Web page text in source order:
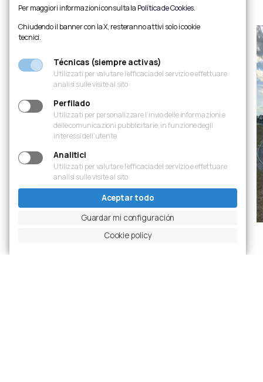
Per maggiori informazioni consulta la Política de Cookies.
Chiudendo il banner con la X, resteranno attivi solo i cookie
tecnici.
Técnicas (siempre activas)
Utilizzati per valutare l’efficacia del servizio e effettuare
analisi sulle visite al sito
Perfilado
Utilizzati per personalizzare l’invio delle informazioni e
delle comunicazioni pubblicitarie, in funzione degli
interessi dell’utente
Analitici
Utilizzati per valutare l’efficacia del servizio e effettuare
analisi sulle visite al sito
Aceptar todo
Guardar mi configuración
Cookie policy